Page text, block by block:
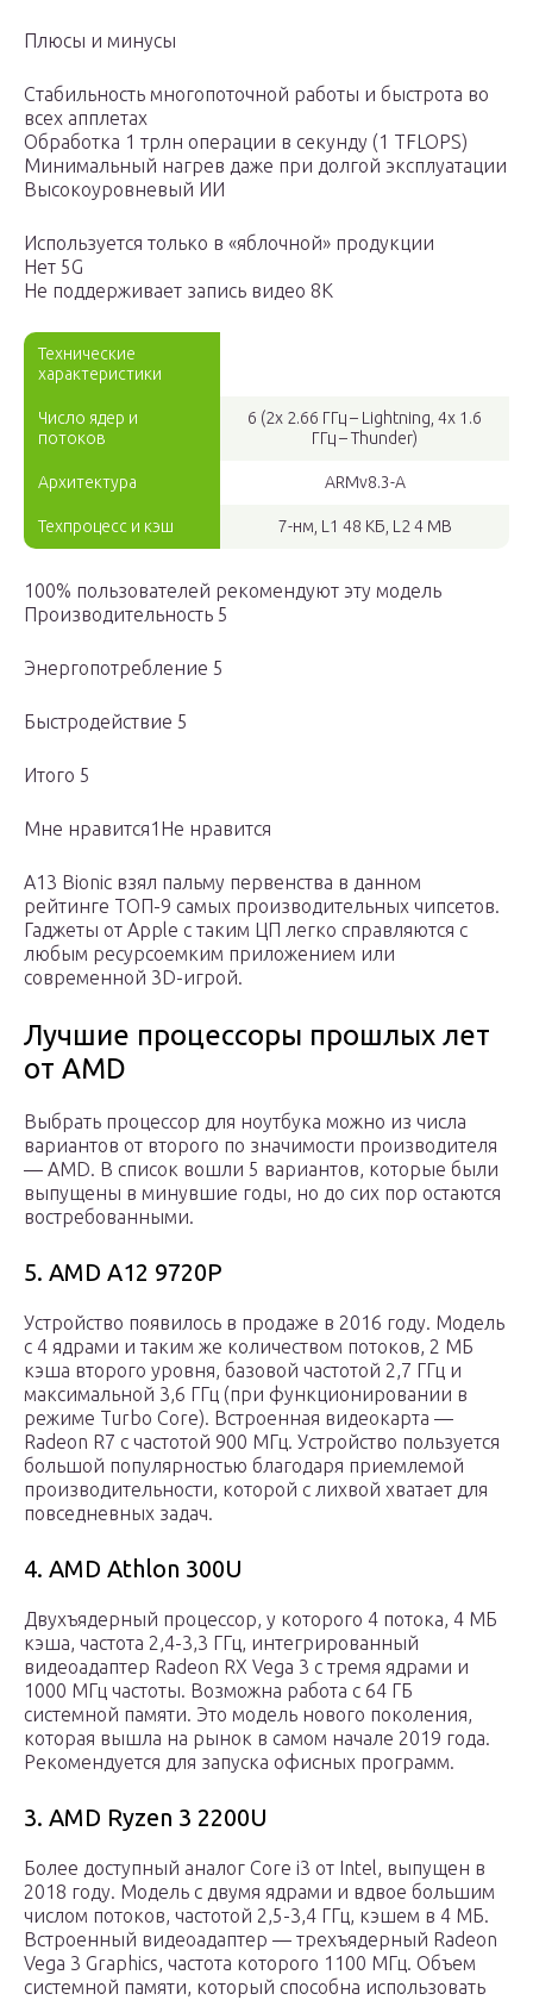
Плюсы и минусы
Стабильность многопоточной работы и быстрота во
всех апплетах
Обработка 1 трлн операции в секунду (1 TFLOPS)
Минимальный нагрев даже при долгой эксплуатации
Высокоуровневый ИИ
Используется только в «яблочной» продукции
Нет 5G
Не поддерживает запись видео 8K
Технические
характеристики
Число ядер и
потоков
6 (2x 2.66 ГГц – Lightning, 4x 1.6
ГГц – Thunder)
Архитектура ARMv8.3-A
Техпроцесс и кэш 7-нм, L1 48 КБ, L2 4 MB
100% пользователей рекомендуют эту модель
Производительность 5
Энергопотребление 5
Быстродействие 5
Итого 5
Мне нравится1Не нравится
A13 Bionic взял пальму первенства в данном
рейтинге ТОП-9 самых производительных чипсетов.
Гаджеты от Apple с таким ЦП легко справляются с
любым ресурсоемким приложением или
современной 3D-игрой.
Лучшие процессоры прошлых лет
от AMD
Выбрать процессор для ноутбука можно из числа
вариантов от второго по значимости производителя
— AMD. В список вошли 5 вариантов, которые были
выпущены в минувшие годы, но до сих пор остаются
востребованными.
5. AMD A12 9720P
Устройство появилось в продаже в 2016 году. Модель
с 4 ядрами и таким же количеством потоков, 2 МБ
кэша второго уровня, базовой частотой 2,7 ГГц и
максимальной 3,6 ГГц (при функционировании в
режиме Turbo Core). Встроенная видеокарта —
Radeon R7 с частотой 900 МГц. Устройство пользуется
большой популярностью благодаря приемлемой
производительности, которой с лихвой хватает для
повседневных задач.
4. AMD Athlon 300U
Двухъядерный процессор, у которого 4 потока, 4 МБ
кэша, частота 2,4-3,3 ГГц, интегрированный
видеоадаптер Radeon RX Vega 3 с тремя ядрами и
1000 МГц частоты. Возможна работа с 64 ГБ
системной памяти. Это модель нового поколения,
которая вышла на рынок в самом начале 2019 года.
Рекомендуется для запуска офисных программ.
3. AMD Ryzen 3 2200U
Более доступный аналог Core i3 от Intel, выпущен в
2018 году. Модель с двумя ядрами и вдвое большим
числом потоков, частотой 2,5-3,4 ГГц, кэшем в 4 МБ.
Встроенный видеоадаптер — трехъядерный Radeon
Vega 3 Graphics, частота которого 1100 МГц. Объем
системной памяти, который способна использовать